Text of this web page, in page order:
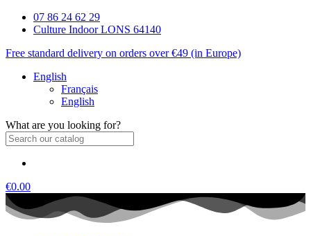
07 86 24 62 29
Culture Indoor LONS 64140
Free standard delivery on orders over €49 (in Europe)
English
Français
English
What are you looking for?
€0.00